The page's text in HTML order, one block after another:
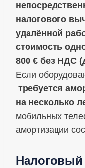
налогового
удалённой
стоимость
800 € без НДС
Если
требуется
на несколько
мобильных
амортизации
Налоговый